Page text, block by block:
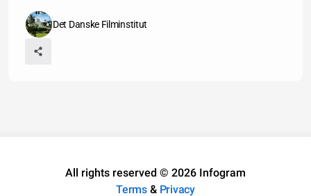
Det Danske Filminstitut
All rights reserved © 2026 Infogram
Terms& Privacy